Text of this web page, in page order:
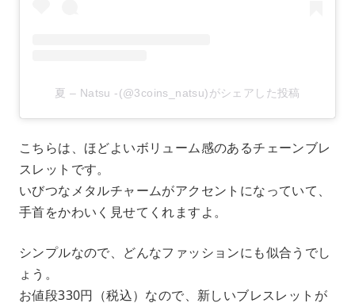
夏 – Natsu -(@3coins_natsu)がシェアした投稿
こちらは、ほどよいボリューム感のあるチェーンブレ
スレットです。
いびつなメタルチャームがアクセントになっていて、
手首をかわいく見せてくれますよ。
シンプルなので、どんなファッションにも似合うでし
ょう。
お値段330円（税込）なので、新しいブレスレットが